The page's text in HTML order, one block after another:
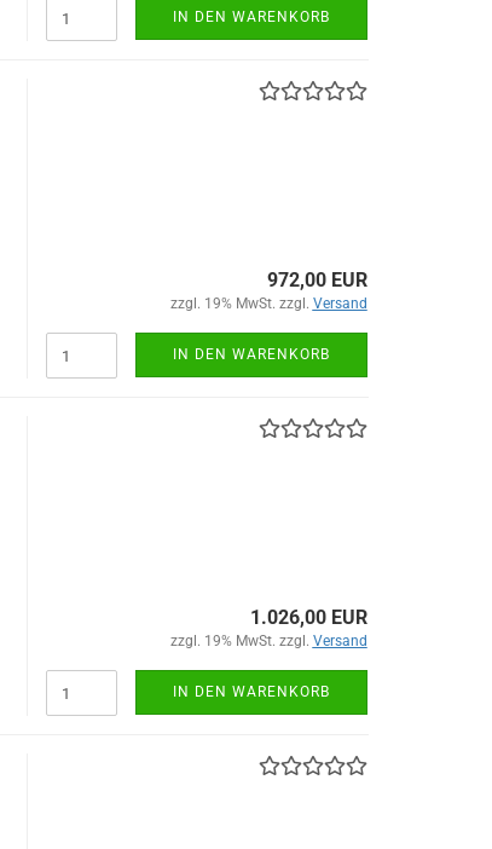
IN DEN WARENKORB
972,00 EUR
zzgl. 19% MwSt. zzgl. Versand
IN DEN WARENKORB
1.026,00 EUR
zzgl. 19% MwSt. zzgl. Versand
IN DEN WARENKORB